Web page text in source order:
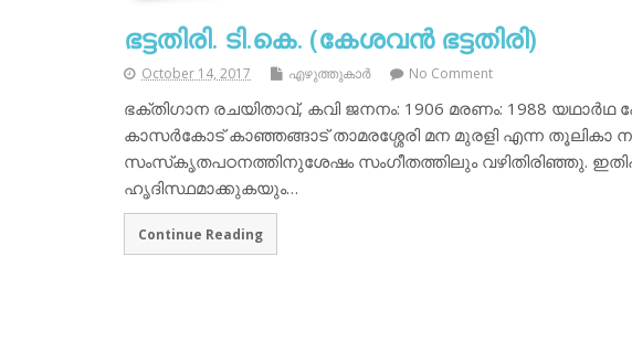
ഭട്ടതിരി. ടി.കെ. (കേശവന്‍ ഭട്ടതിരി)
October 14, 2017 എഴുത്തുകാര്‍ No Comment
ഭക്തിഗാന രചയിതാവ്, കവി ജനനം: 1906 മരണം: 1988 യഥാര്‍ഥ
കാസര്‍കോട് കാഞ്ഞങ്ങാട് താമരശ്ശേരി മന മുരളി എന്ന തൂലികാ
സംസ്‌കൃതപഠനത്തിനുശേഷം സംഗീതത്തിലും വഴിതിരിഞ്ഞു.
ഹൃദിസ്ഥമാക്കുകയും…
Continue Reading